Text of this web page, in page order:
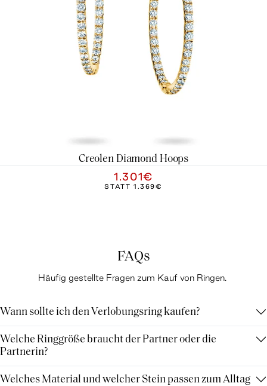
Creolen Diamond Hoops
1.301€
STATT 1.369€
FAQs
Häufig gestellte Fragen zum Kauf von Ringen.
Wann sollte ich den Verlobungsring kaufen?
Welche Ringgröße braucht der Partner oder die
Partnerin?
Welches Material und welcher Stein passen zum Alltag